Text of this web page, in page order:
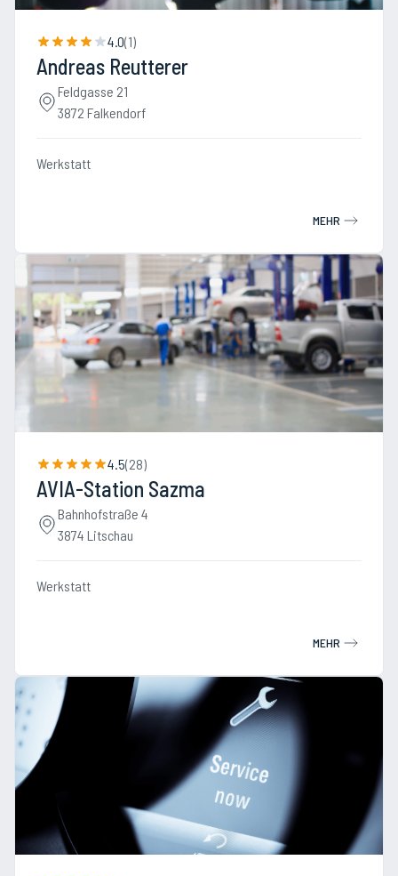
4.0(1)
Andreas Reutterer
Feldgasse 21
3872 Falkendorf
Werkstatt
MEHR
4.5(28)
AVIA-Station Sazma
Bahnhofstraße 4
3874 Litschau
Werkstatt
MEHR